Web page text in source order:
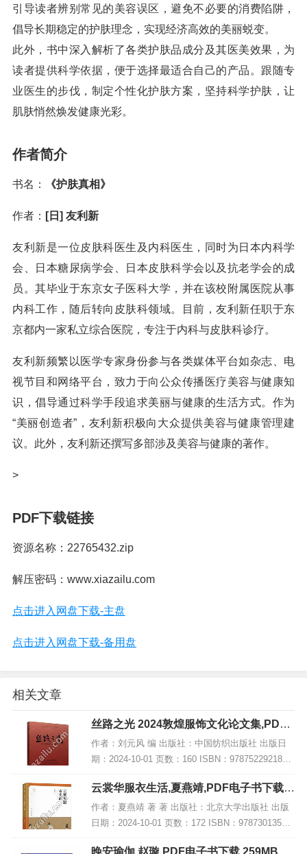
引导读者辨别常见的美容误区，避免不必要的消费陷阱，
倡导长期稳定的护肤理念，实现经济高效的美丽蜕变。
此外，书中深入解析了各类护肤品成分及其医美效果，为
读者提供科学依据，便于选择最适合自己的产品。跟随专
业医生的步伐，制定个性化护肤方案，坚持科学护肤，让
肌肤悄然焕发健康光彩。
作者简介
书名： 《护肤真相》
作者： [日] 友利新
友利新是一位皮肤科医生及内科医生，同时为日本内科学
会、日本糖尿病学会、日本皮肤科学会以及抗老学会的成
员。其毕业于东京女子医科大学，并在该校附属医院从事
内科工作，随后转向皮肤科领域。目前，友利新任职于东
京都内一家私立综合医院，专注于内科与皮肤科诊疗。
友利新频繁以医学专家身份参与各类媒体平台如杂志、电
视节目和网络平台，致力于向公众传播医疗美容与健康知
识，倡导通过科学手段追求美丽与健康的生活方式。作为
“美丽创造者”，友利新积极向大众提供美容与健康管理建
议。此外，友利新还撰写多部涉及美容与健康的著作。
>
PDF下载链接
资源名称：22765432.zip
解压密码：www.xiazailu.com
点击进入网盘下载-主盘
点击进入网盘下载-备用盘
相关文章
丝路之光 2024敦煌服饰文化论文集,PDF
电子书下载
作者：刘元风 编 出版社：中国纺织出版社 出版日
期：2024-10-01 页数：160 ISBN：9787522921853
电子书大小：194MB [高清扫描版PDF格式] 内容简
介 《丝...
云裳华服衣生活,夏燕靖,PDF电子书下载,
网盘资源
作者：夏燕靖 著 著 出版社：北京大学出版社 出版
日期：2024-10-01 页数：172 ISBN：97873013560
50 电子书大小：250MB [高清扫描版PDF格式] 内容
晚安瑜伽,赵璇,PDF电子书下载,259MB,网